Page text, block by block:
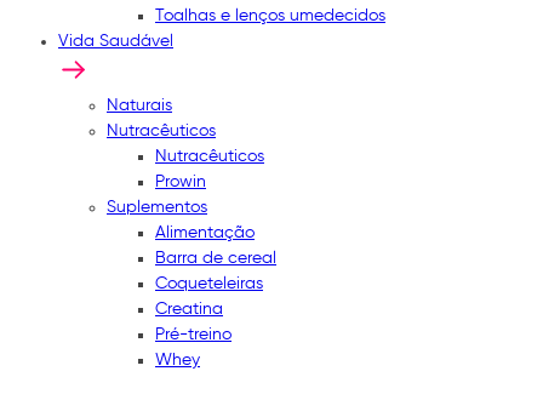
Toalhas e lenços umedecidos
Vida Saudável
Naturais
Nutracêuticos
Nutracêuticos
Prowin
Suplementos
Alimentação
Barra de cereal
Coqueteleiras
Creatina
Pré-treino
Whey